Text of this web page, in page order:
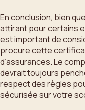
En conclusion, bien
attirant pour certains
est important de
procure cette
d’assurances. Le
devrait toujours
respect des règles
sécurisée sur votre